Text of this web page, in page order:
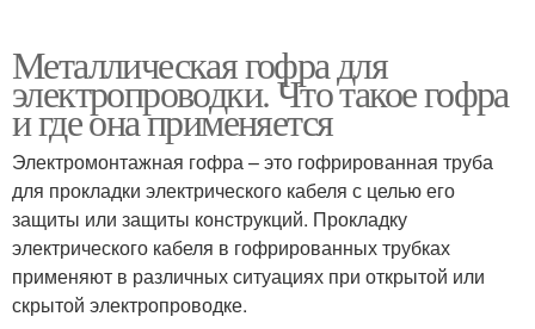
Металлическая гофра для
электропроводки. Что такое гофра
и где она применяется
Электромонтажная гофра – это гофрированная труба
для прокладки электрического кабеля с целью его
защиты или защиты конструкций. Прокладку
электрического кабеля в гофрированных трубках
применяют в различных ситуациях при открытой или
скрытой электропроводке.